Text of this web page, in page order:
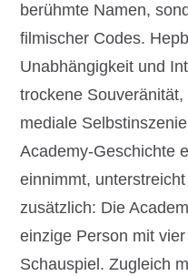
berühmte Namen,
filmischer Codes.
Unabhängigkeit und
trockene
mediale
Academy-Geschichte
einnimmt,
zusätzlich: Die
einzige Person mit
Schauspiel. Zugleich